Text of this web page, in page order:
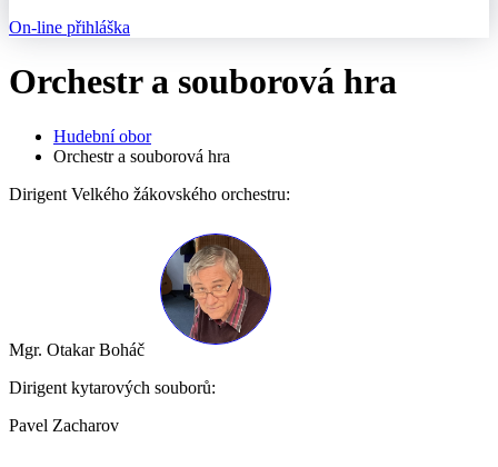
On-line přihláška
Orchestr a souborová hra
Hudební obor
Orchestr a souborová hra
Dirigent Velkého žákovského orchestru:
Mgr. Otakar Boháč
Dirigent kytarových souborů:
Pavel Zacharov